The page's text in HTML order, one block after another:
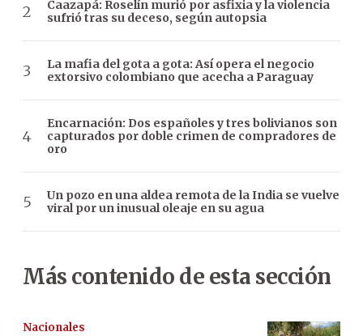
Caazapá: Roselín murió por asfixia y la violencia
sufrió tras su deceso, según autopsia
La mafia del gota a gota: Así opera el negocio
extorsivo colombiano que acecha a Paraguay
Encarnación: Dos españoles y tres bolivianos son
capturados por doble crimen de compradores de
oro
Un pozo en una aldea remota de la India se vuelve
viral por un inusual oleaje en su agua
Más contenido de esta sección
Nacionales